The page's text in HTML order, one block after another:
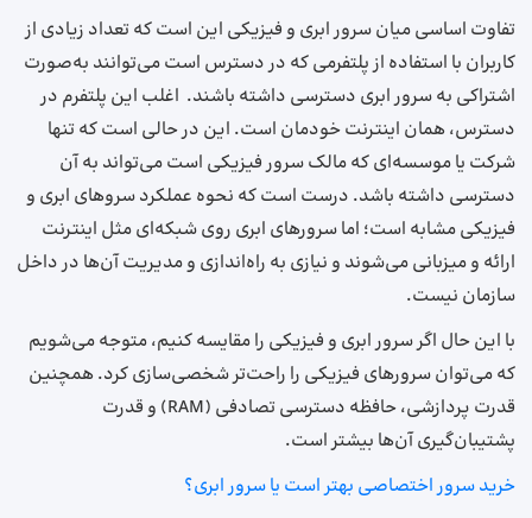
تفاوت اساسی میان سرور ابری و فیزیکی این است که تعداد زیادی از
کاربران با استفاده از پلتفرمی که در دسترس است می‌توانند به‌صورت
اشتراکی به سرور ابری دسترسی داشته باشند. اغلب این پلتفرم در
دسترس، همان اینترنت خودمان است. این در حالی است که تنها
شرکت یا موسسه‌ای که مالک سرور فیزیکی است می‌تواند به آن
دسترسی داشته باشد. درست است که نحوه عملکرد سروهای ابری و
فیزیکی مشابه است؛ اما سرورهای ابری روی شبکه‌ای مثل اینترنت
ارائه و میزبانی می‌شوند و نیازی به راه‌اندازی و مدیریت آن‌ها در داخل
سازمان نیست.
با این حال اگر سرور ابری و فیزیکی را مقایسه کنیم، متوجه می‌شویم
که می‌توان سرورهای فیزیکی را راحت‌تر شخصی‌سازی کرد. همچنین
قدرت پردازشی، حافظه دسترسی تصادفی (RAM) و قدرت
پشتیبان‌گیری آن‌ها بیشتر است.
خرید سرور اختصاصی بهتر است یا سرور ابری؟